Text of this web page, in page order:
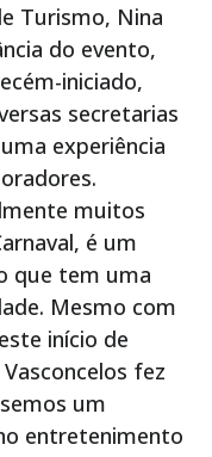
Turismo, Nina
do evento,
iniciado,
secretarias
experiência
muitos
é um
que tem uma
Mesmo com
início de
fez
um
entretenimento